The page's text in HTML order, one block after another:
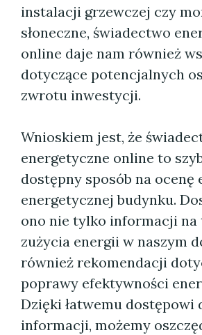
instalacji grzewczej czy
słoneczne, świadectwo
online daje nam również
dotyczące potencjalnych
zwrotu inwestycji.
Wnioskiem jest, że
energetyczne online to
dostępny sposób na ocenę
energetycznej budynku.
ono nie tylko informacji na
zużycia energii w naszym
również rekomendacji
poprawy efektywności
Dzięki łatwemu dostępowi
informacji, możemy